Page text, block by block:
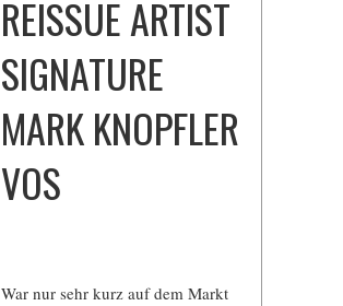
REISSUE ARTIST
SIGNATURE
MARK KNOPFLER
VOS
War nur sehr kurz auf dem Markt